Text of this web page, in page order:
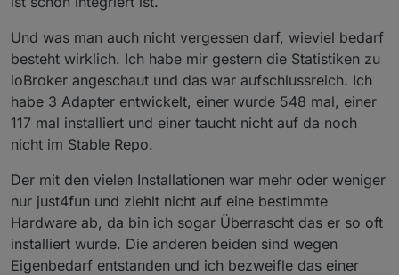
Und was man auch nicht vergessen darf, wieviel bedarf
besteht wirklich. Ich habe mir gestern die Statistiken zu
ioBroker angeschaut und das war aufschlussreich. Ich
habe 3 Adapter entwickelt, einer wurde 548 mal, einer
117 mal installiert und einer taucht nicht auf da noch
nicht im Stable Repo.
Der mit den vielen Installationen war mehr oder weniger
nur just4fun und ziehlt nicht auf eine bestimmte
Hardware ab, da bin ich sogar Überrascht das er so oft
installiert wurde. Die anderen beiden sind wegen
Eigenbedarf entstanden und ich bezweifle das einer